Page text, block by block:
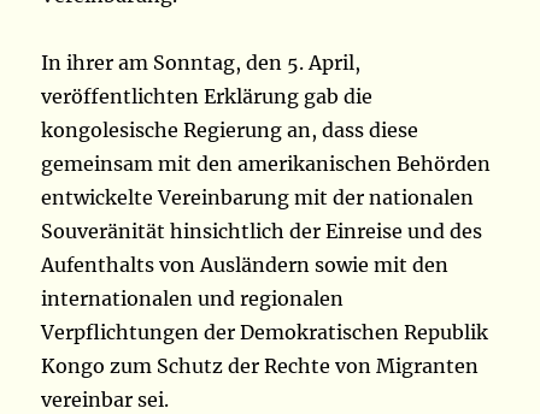
In ihrer am Sonntag, den 5. April,
veröffentlichten Erklärung gab die
kongolesische Regierung an, dass diese
gemeinsam mit den amerikanischen Behörden
entwickelte Vereinbarung mit der nationalen
Souveränität hinsichtlich der Einreise und des
Aufenthalts von Ausländern sowie mit den
internationalen und regionalen
Verpflichtungen der Demokratischen Republik
Kongo zum Schutz der Rechte von Migranten
vereinbar sei.